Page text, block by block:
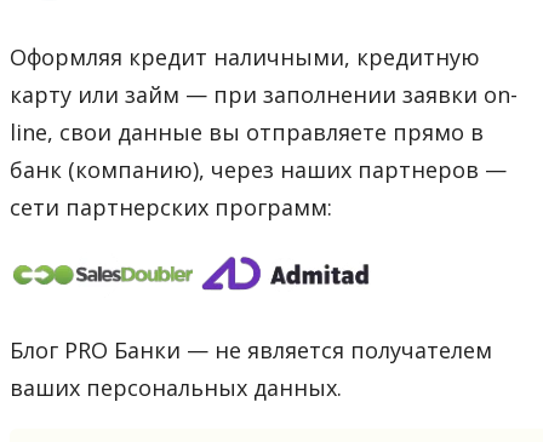
Оформляя кредит наличными, кредитную
карту или займ — при заполнении заявки on-
line, свои данные вы отправляете прямо в
банк (компанию), через наших партнеров —
сети партнерских программ:
Блог PRO Банки — не является получателем
ваших персональных данных.